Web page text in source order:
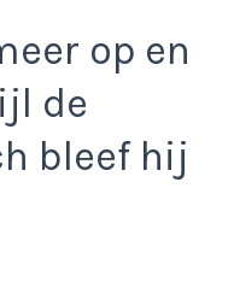
op en
de
bleef hij